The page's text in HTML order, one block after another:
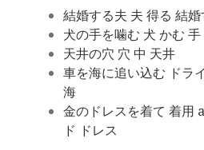
結婚する夫 夫 得る 結婚
犬の手を噛む 犬 かむ 手
天井の穴 穴 中 天井
車を海に追い込む ドラ
海
金のドレスを着て 着用
ド ドレス